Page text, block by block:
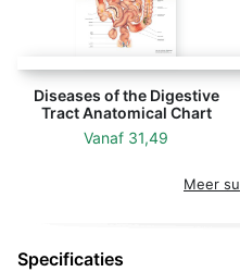
Diseases of the Digestive
Tract Anatomical Chart
Vanaf 31,49
Meer
Specificaties